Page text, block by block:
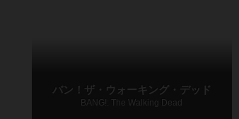
バン！ザ・ウォーキング・デッド
BANG!: The Walking Dead